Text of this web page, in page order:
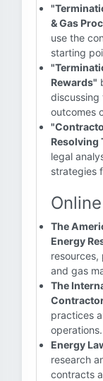
& Gas
use the
starting
Rewards"
discussing
outcomes
Resolving
legal
strategies
The
Energy
resources,
and gas
The
practices
operations.
Energy
research
contracts